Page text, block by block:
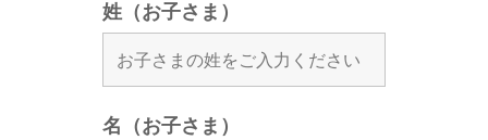
姓（お子さま）
名（お子さま）